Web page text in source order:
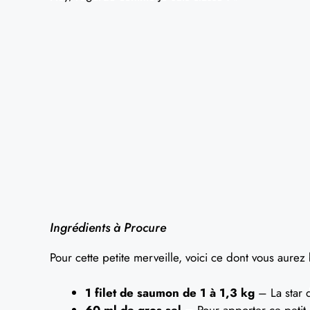
Ingrédients à Procure
Pour cette petite merveille, voici ce dont vous aurez
1 filet de saumon de 1 à 1,3 kg – La star